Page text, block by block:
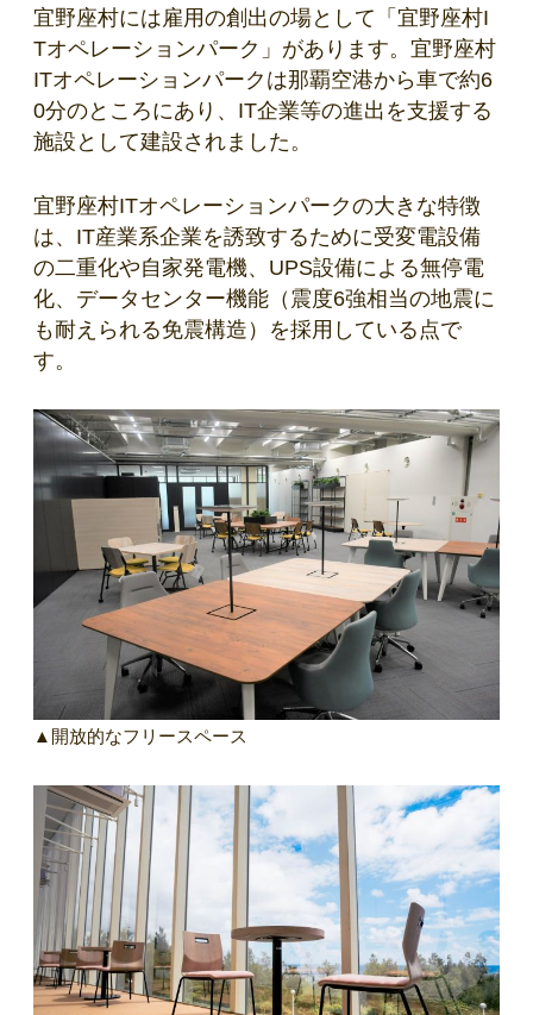
宜野座村には雇用の創出の場として 「宜野座村I
Tオペレーションパーク」があります。宜野座村
ITオペレーションパークは那覇空港から車で約6
0分のところにあり、IT企業等の進出を支援する
施設として建設されました。
宜野座村ITオペレーションパークの大きな特徴
は、 IT産業系企業を誘致するために受変電設備
の二重化や自家発電機、UPS設備による無停電
化、データセンター機能（震度6強相当の地震に
も耐えられる免震構造）を採用している点で
す。
▲開放的なフリースペース